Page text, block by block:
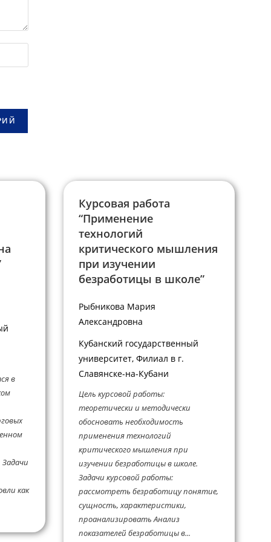
в
как
Курсовая работа
“Применение
технологий
критического мышления
при изучении
безработицы в школе”
Рыбникова Мария
Александровна
Кубанский государственный
университет, Филиал в г.
Славянске-на-Кубани
Цель курсовой работы:
теоретически и методически
обосновать необходимость
применения технологий
критического мышления при
изучении безработицы в школе.
Задачи курсовой работы:
рассмотреть безработицу понятие,
сущность, характеристики,
проанализировать Анализ
показателей безработицы в...